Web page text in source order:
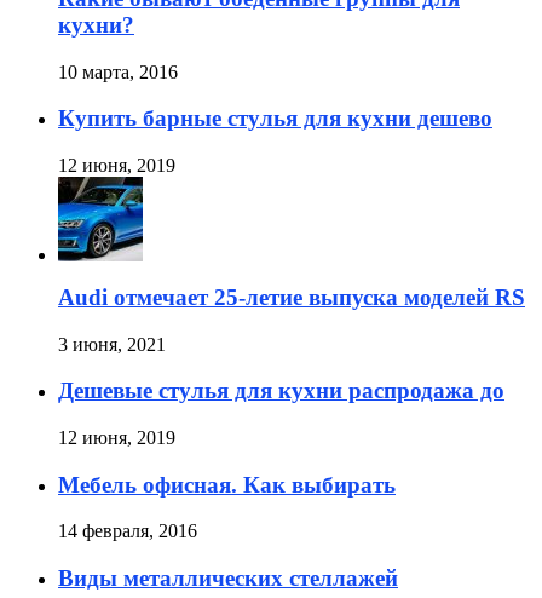
кухни?
10 марта, 2016
Купить барные стулья для кухни дешево
12 июня, 2019
Audi отмечает 25-летие выпуска моделей RS
3 июня, 2021
Дешевые стулья для кухни распродажа до
12 июня, 2019
Мебель офисная. Как выбирать
14 февраля, 2016
Виды металлических стеллажей